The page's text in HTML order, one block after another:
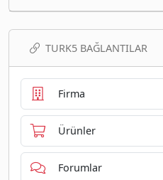
TURK5 BAĞLANTILAR
Firma
Ürünler
Forumlar